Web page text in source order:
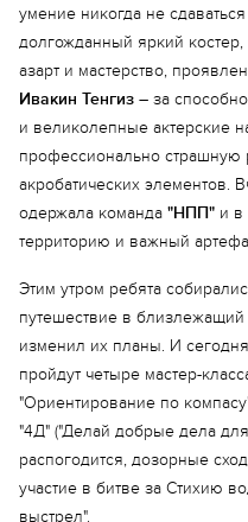
Еще
умение никогда не
долгожданный яркий костер,
азарт и мастерство,
Ивакин Тенгиз – за
и великолепные актерские
профессионально
акробатических элементов.
одержала команда "НПП" и в
территорию и важный
Этим утром ребята
путешествие в
изменил их планы. И
пройдут четыре мастер-
"Ориентирование по
"4Д" ("Делай добрые дела
распогодится, дозорные
участие в битве за Стихию
выстрел".